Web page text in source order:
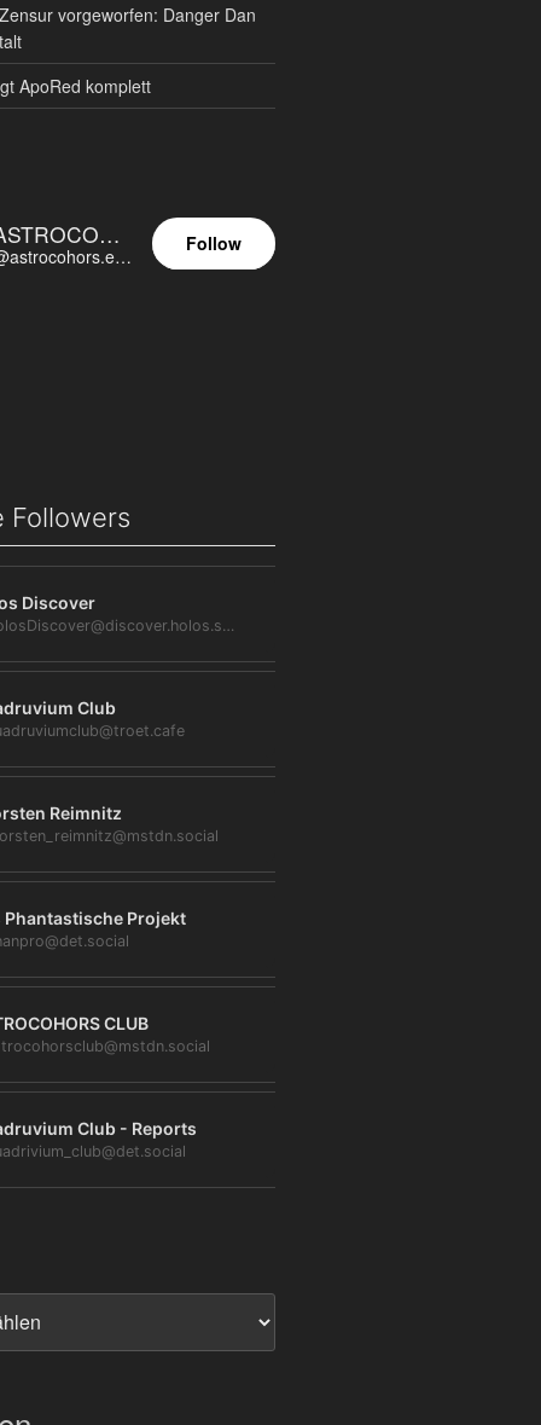
vorgeworfen: Danger Dan
ApoRed komplett
ASTROCOHORS EUNOIA ULTIMA
@astrocohors.eu@astrocohors.eu
Follow
Followers
Discover
@HolosDiscover@discover.holos.social
Club
Reimnitz
Phantastische Projekt
CLUB
Club - Reports